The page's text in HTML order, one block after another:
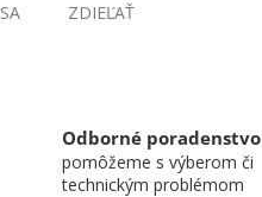
ZDIEĽAŤ
Odborné poradenstvo
pomôžeme s výberom či
technickým problémom